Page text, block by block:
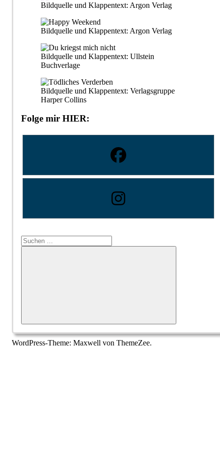
Bildquelle und Klappentext: Argon Verlag
Bildquelle und Klappentext: Argon Verlag
Bildquelle und Klappentext: Ullstein
Buchverlage
Bildquelle und Klappentext: Verlagsgruppe
Harper Collins
Folge mir HIER:
Suchen
nach:
Suchen
WordPress-Theme: Maxwell von ThemeZee.